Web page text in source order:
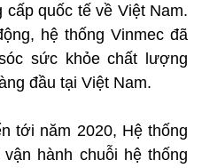
quốc tế về Việt Nam.
hệ thống Vinmec đã
sức khỏe chất lượng
đầu tại Việt Nam.
tới năm 2020, Hệ thống
hành chuỗi hệ thống